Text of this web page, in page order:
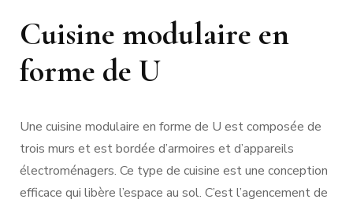
Cuisine modulaire en
forme de U
Une cuisine modulaire en forme de U est composée de
trois murs et est bordée d’armoires et d’appareils
électroménagers. Ce type de cuisine est une conception
efficace qui libère l’espace au sol. C’est l’agencement de